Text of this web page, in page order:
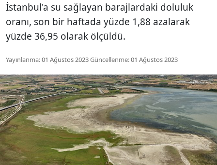
İstanbul'a su sağlayan barajlardaki doluluk
oranı, son bir haftada yüzde 1,88 azalarak
yüzde 36,95 olarak ölçüldü.
Yayınlanma:01 Ağustos 2023Güncellenme:01 Ağustos 2023